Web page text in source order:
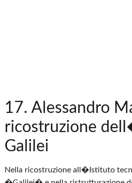
17. Alessandro
ricostruzione
Galilei
Nella ricostruzione all�Istituto